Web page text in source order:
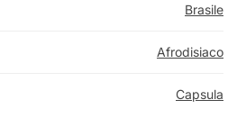
Brasile
Afrodisiaco
Capsula